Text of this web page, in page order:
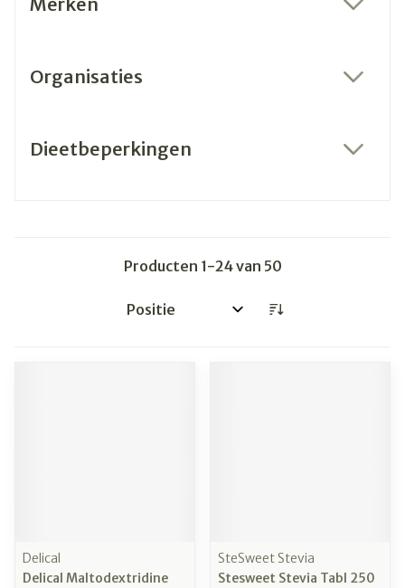
Organisaties
Dieetbeperkingen
Producten 1-24van 50
Sorteer op:
Delical
Delical Maltodextridine
SteSweet Stevia
Stesweet Stevia Tabl 250